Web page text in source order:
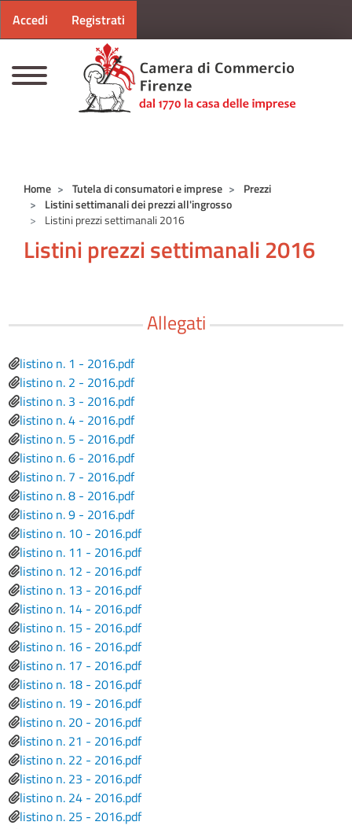
Menu profilo utente
Accedi Registrati
Home Tutela di consumatori e imprese
Prezzi
Listini settimanali dei prezzi all'ingrosso
Listini prezzi settimanali 2016
Listini prezzi settimanali 2016
Allegati
File
listino n. 1 - 2016.pdf
File
listino n. 2 - 2016.pdf
File
listino n. 3 - 2016.pdf
File
listino n. 4 - 2016.pdf
File
listino n. 5 - 2016.pdf
File
listino n. 6 - 2016.pdf
File
listino n. 7 - 2016.pdf
File
listino n. 8 - 2016.pdf
File
listino n. 9 - 2016.pdf
File
listino n. 10 - 2016.pdf
File
listino n. 11 - 2016.pdf
File
listino n. 12 - 2016.pdf
File
listino n. 13 - 2016.pdf
File
listino n. 14 - 2016.pdf
File
listino n. 15 - 2016.pdf
File
listino n. 16 - 2016.pdf
File
listino n. 17 - 2016.pdf
File
listino n. 18 - 2016.pdf
File
listino n. 19 - 2016.pdf
File
listino n. 20 - 2016.pdf
File
listino n. 21 - 2016.pdf
File
listino n. 22 - 2016.pdf
File
listino n. 23 - 2016.pdf
File
listino n. 24 - 2016.pdf
File
listino n. 25 - 2016.pdf